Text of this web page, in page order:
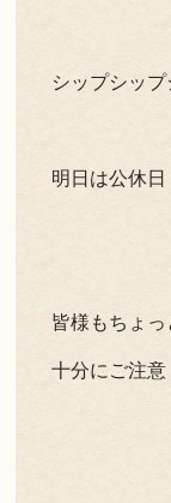
シップシップ
明日は公休
皆様もちょっ
十分にご注意